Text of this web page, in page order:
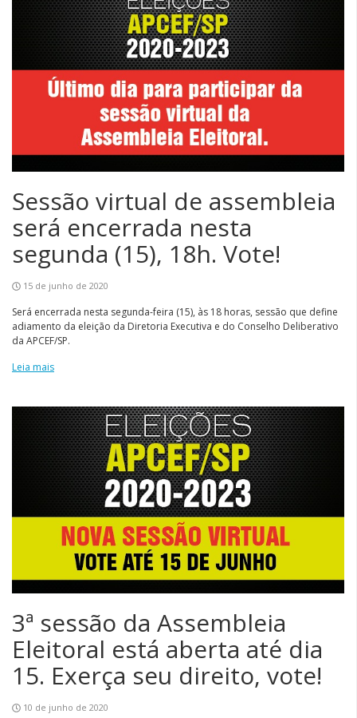
Sessão virtual de assembleia
será encerrada nesta
segunda (15), 18h. Vote!
15 de junho de 2020
Será encerrada nesta segunda-feira (15), às 18 horas, sessão que define
adiamento da eleição da Diretoria Executiva e do Conselho Deliberativo
da APCEF/SP.
Leia mais
3ª sessão da Assembleia
Eleitoral está aberta até dia
15. Exerça seu direito, vote!
10 de junho de 2020